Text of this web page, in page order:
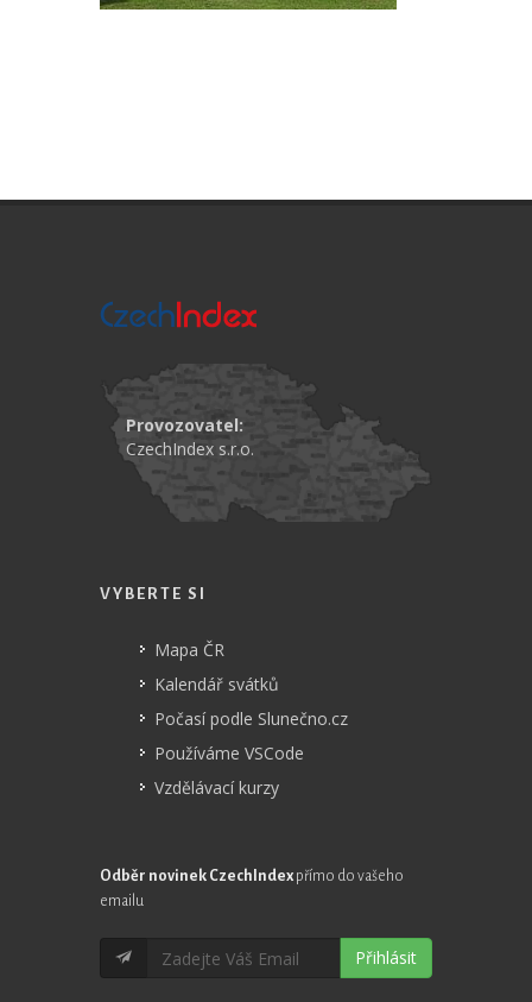
Provozovatel:
CzechIndex s.r.o.
VYBERTE SI
Mapa ČR
Kalendář svátků
Počasí podle Slunečno.cz
Používáme VSCode
Vzdělávací kurzy
Odběr novinek CzechIndex přímo do vašeho
emailu
Přihlásit